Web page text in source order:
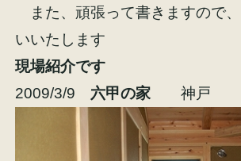
また、頑張って書きますので
いいたします
現場紹介です
2009/3/9 六甲の家 神戸